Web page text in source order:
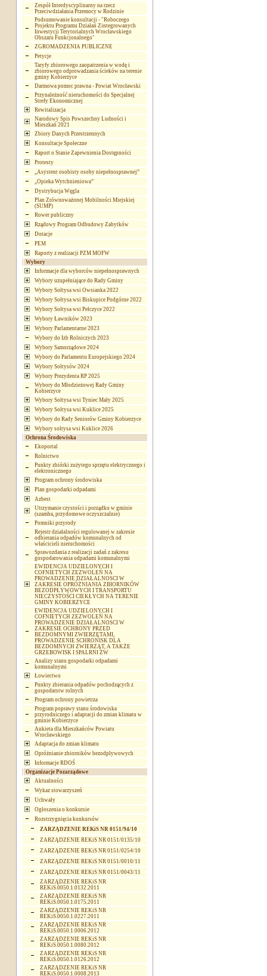
Zespół Interdyscyplinarny na rzecz
Przeciwdziałania Przemocy w Rodzinie
Podsumowanie konsultacji - "Roboczego
Projektu Programu Działań Zintegrowanych
Inwestycji Terytorialnych Wrocławskiego
Obszaru Funkcjonalnego"
ZGROMADZENIA PUBLICZNE
Petycje
Taryfy zbiorowego zaopatrzenia w wodę i
zbiorowego odprowadzania ścieków na terenie
gminy Kobierzyce
Darmowa pomoc prawna - Powiat Wrocławski
Przynależność nieruchomości do Specjalnej
Strefy Ekonomicznej
Rewitalizacja
Narodowy Spis Powszechny Ludności i
Mieszkań 2021
Zbiory Danych Przestrzennych
Konsultacje Społeczne
Raport o Stanie Zapewnienia Dostępności
Protesty
„Asystent osobisty osoby niepełnosprawnej”
„Opieka Wytchnieniowa”
Dystrybucja Węgla
Plan Zrównoważonej Mobilności Miejskiej
(SUMP)
Rower publiczny
Rządowy Program Odbudowy Zabytków
Dotacje
PEM
Raporty z realizacji PZM MOFW
Wybory
Informacje dla wyborców niepełnosprawnych
Wybory uzupełniające do Rady Gminy
Wybory Sołtysa wsi Owsianka 2022
Wybory Sołtysa wsi Biskupice Podgórne 2022
Wybory Sołtysa wsi Pełczyce 2022
Wybory Ławników 2023
Wybory Parlamentarne 2023
Wybory do Izb Rolniczych 2023
Wybory Samorządowe 2024
Wybory do Parlamentu Europejskiego 2024
Wybory Sołtysów 2024
Wybory Prezydenta RP 2025
Wybory do Młodzieżowej Rady Gminy
Kobierzyce
Wybory Sołtysa wsi Tyniec Mały 2025
Wybory Sołtysa wsi Kuklice 2025
Wybory do Rady Seniorów Gminy Kobierzyce
Wybory sołtysa wsi Kuklice 2026
Ochrona Środowiska
Ekoportal
Rolnictwo
Punkty zbiórki zużytego sprzętu elektrycznego i
elektronicznego
Program ochrony środowiska
Plan gospodarki odpadami
Azbest
Utrzymanie czystości i porządku w gminie
(szamba, przydomowe oczyszczalnie)
Pomniki przyrody
Rejestr działalności regulowanej w zakresie
odbierania odpadów komunalnych od
właścicieli nieruchomości
Sprawozdania z realizacji zadań z zakresu
gospodarowania odpadami komunalnymi
EWIDENCJA UDZIELONYCH I
COFNIETYCH ZEZWOLEŃ NA
PROWADZENIE DZIAŁALNOSCI W
ZAKRESIE OPRÓŻNIANIA ZBIORNIKÓW
BEZODPŁYWOWYCH I TRANSPORTU
NIECZYSTOŚCI CIEKŁYCH NA TERENIE
GMINY KOBIERZYCE
EWIDENCJA UDZIELONYCH I
COFNIETYCH ZEZWOLEŃ NA
PROWADZENIE DZIAŁALNOSCI W
ZAKRESIE OCHRONY PRZED
BEZDOMNYMI ZWIERZĘTAMI,
PROWADZENIE SCHRONISK DLA
BEZDOMNYCH ZWIERZĄT, A TAKŻE
GRZEBOWISK I SPALRNI ZW
Analizy stanu gospodarki odpadami
komunalnymi
Łowiectwo
Punkty zbierania odpadów pochodzących z
gospodarstw rolnych
Program ochrony powietrza
Program poprawy stanu środowiska
przyrodniczego i adaptacji do zmian klimatu w
gminie Kobierzyce
Ankieta dla Mieszkańców Powiatu
Wrocławskiego
Adaptacja do zmian klimatu
Opróżnianie zbiorników bezodpływowych
Informacje RDOŚ
Organizacje Pozarządowe
Aktualności
Wykaz stowarzyszeń
Uchwały
Ogłoszenia o konkursie
Rozstrzygnięcia konkursów
ZARZĄDZENIE REKiS NR 0151/94/10
ZARZĄDZENIE REKiS NR 0151/0135/10
ZARZĄDZENIE REKiS NR 0151/0254/10
ZARZĄDZENIE REKiS NR 0151/0010/11
ZARZĄDZENIE REKiS NR 0151/0043/11
ZARZĄDZENIE REKiS NR
REKiS.0050.1.0132.2011
ZARZĄDZENIE REKiS NR
REKiS.0050.1.0175.2011
ZARZĄDZENIE REKiS NR
REKiS.0050.1.0227.2011
ZARZĄDZENIE REKiS NR
REKiS.0050.1.0006.2012
ZARZĄDZENIE REKiS NR
REKiS.0050.1.0080.2012
ZARZĄDZENIE REKiS NR
REKiS.0050.1.0126.2012
ZARZĄDZENIE REKiS NR
REKiS.0050.1.0008.2013